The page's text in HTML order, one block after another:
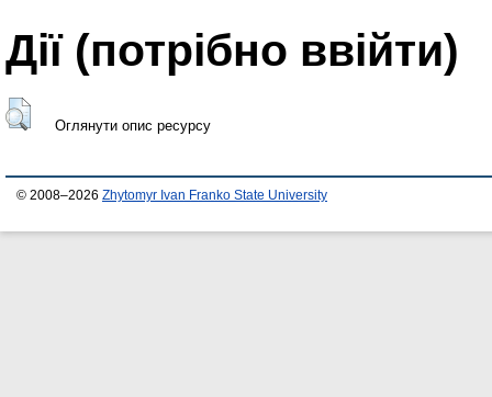
Дії ​​(потрібно ввійти)
Оглянути опис ресурсу
© 2008–2026 Zhytomyr Ivan Franko State University